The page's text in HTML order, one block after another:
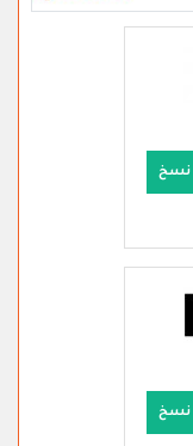
نسخ
نسخ